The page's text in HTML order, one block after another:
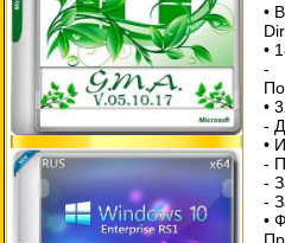
•
•
-
•
-
•
-
-
-
•